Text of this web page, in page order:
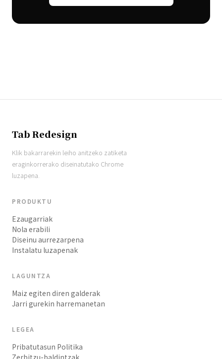
Tab Redesign
Klik bakarrarekin leiho anitzeko zatiketa
eraginkorrerako diseinatutako Chrome
luzapena.
PRODUKTU
Ezaugarriak
Nola erabili
Diseinu aurrezarpena
Instalatu luzapenak
LAGUNTZA
Maiz egiten diren galderak
Jarri gurekin harremanetan
LEGEA
Pribatutasun Politika
Zerbitzu-baldintzak